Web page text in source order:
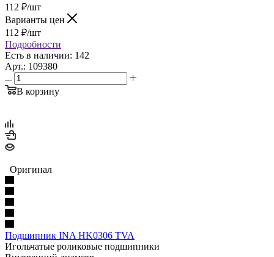
112 ₽/шт
Варианты цен
112 ₽/шт
Подробности
Есть в наличии: 142
Арт.: 109380
В корзину
Оригинал
Подшипник INA HK0306 TVA
Игольчатые роликовые подшипники